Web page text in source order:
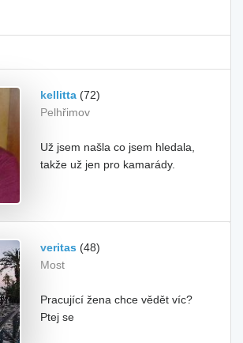
kellitta (72)
Pelhřimov
Už jsem našla co jsem hledala,
takže už jen pro kamarády.
veritas (48)
Most
Pracující žena chce vědět víc?
Ptej se